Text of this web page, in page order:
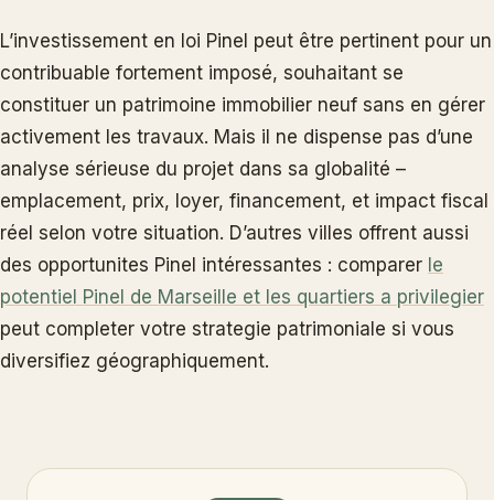
L’investissement en loi Pinel peut être pertinent pour un
contribuable fortement imposé, souhaitant se
constituer un patrimoine immobilier neuf sans en gérer
activement les travaux. Mais il ne dispense pas d’une
analyse sérieuse du projet dans sa globalité –
emplacement, prix, loyer, financement, et impact fiscal
réel selon votre situation. D’autres villes offrent aussi
des opportunites Pinel intéressantes : comparer le
potentiel Pinel de Marseille et les quartiers a privilegier
peut completer votre strategie patrimoniale si vous
diversifiez géographiquement.